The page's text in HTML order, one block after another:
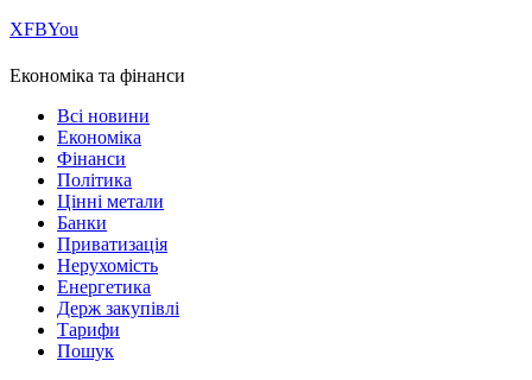
ХFBYou
Економіка та фінанси
Всі новини
Економіка
Фінанси
Політика
Цінні метали
Банки
Приватизація
Нерухомість
Енергетика
Держ закупівлі
Тарифи
Пошук